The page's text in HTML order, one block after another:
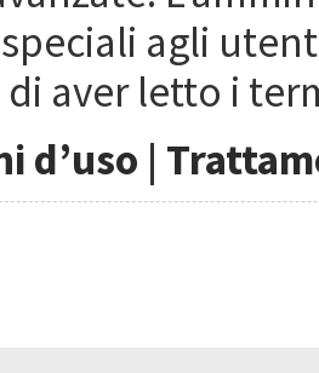
agli
aver letto i
d’uso |